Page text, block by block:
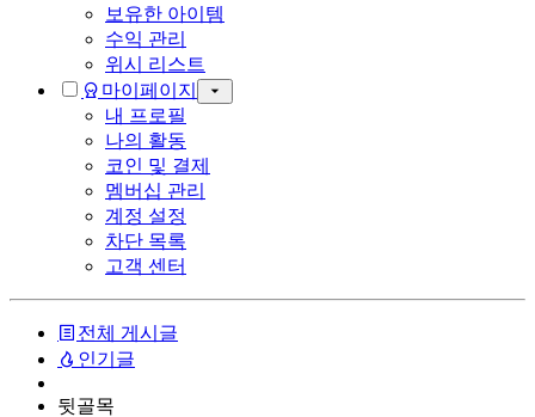
보유한 아이템
수익 관리
위시 리스트
마이페이지
내 프로필
나의 활동
코인 및 결제
멤버십 관리
계정 설정
차단 목록
고객 센터
전체 게시글
인기글
뒷골목